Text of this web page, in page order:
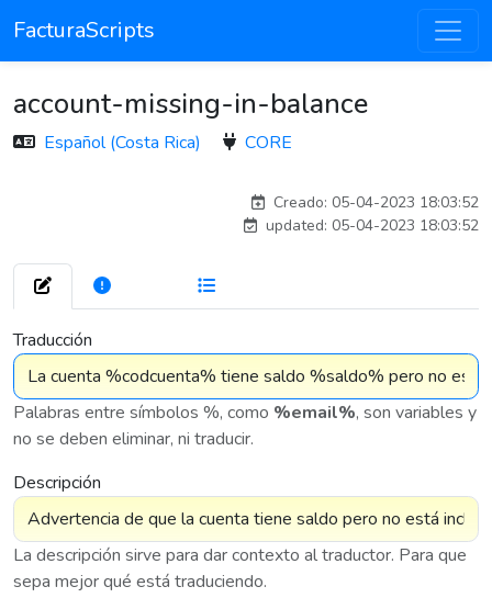
FacturaScripts
account-missing-in-balance
Español (Costa Rica) CORE
Creado: 05-04-2023 18:03:52
updated: 05-04-2023 18:03:52
Traducción
Palabras entre símbolos %, como %email%, son variables y
no se deben eliminar, ni traducir.
Descripción
La descripción sirve para dar contexto al traductor. Para que
sepa mejor qué está traduciendo.